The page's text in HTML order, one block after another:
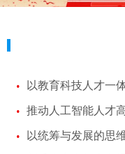
以教育科技人才一
推动人工智能人才
以统筹与发展的思